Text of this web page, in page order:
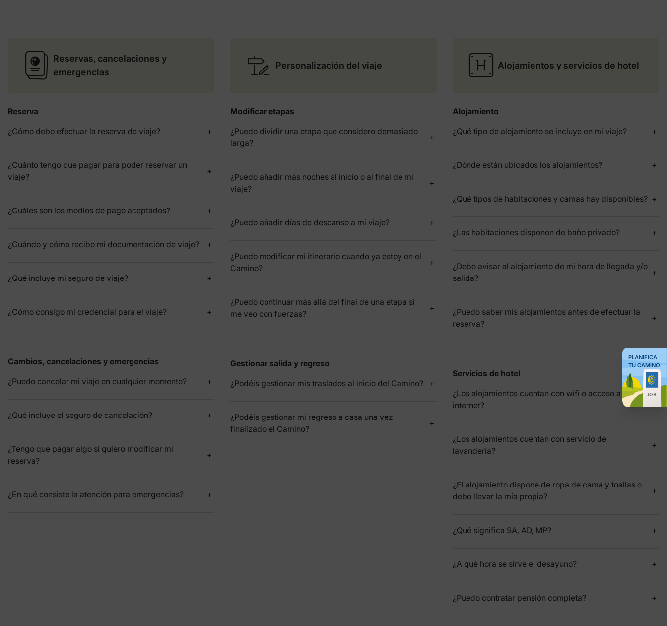
PLANIFICA
TU CAMINO
Reservas, cancelaciones y
emergencias
Reserva
¿Cómo debo efectuar la reserva de viaje?
¿Cuánto tengo que pagar para poder reservar un
viaje?
¿Cuáles son los medios de pago aceptados?
¿Cuándo y cómo recibo mi documentación de viaje?
¿Qué incluye mi seguro de viaje?
¿Cómo consigo mi credencial para el viaje?
Cambios, cancelaciones y emergencias
¿Puedo cancelar mi viaje en cualquier momento?
¿Qué incluye el seguro de cancelación?
¿Tengo que pagar algo si quiero modificar mi
reserva?
¿En qué consiste la atención para emergencias?
Personalización del viaje
Modificar etapas
¿Puedo dividir una etapa que considero demasiado
larga?
¿Puedo añadir más noches al inicio o al final de mi
viaje?
¿Puedo añadir días de descanso a mi viaje?
¿Puedo modificar mi itinerario cuando ya estoy en el
Camino?
¿Puedo continuar más allá del final de una etapa si
me veo con fuerzas?
Gestionar salida y regreso
¿Podéis gestionar mis traslados al inicio del Camino?
¿Podéis gestionar mi regreso a casa una vez
finalizado el Camino?
Alojamientos y servicios de hotel
Alojamiento
¿Qué tipo de alojamiento se incluye en mi viaje?
¿Dónde están ubicados los alojamientos?
¿Qué tipos de habitaciones y camas hay disponibles?
¿Las habitaciones disponen de baño privado?
¿Debo avisar al alojamiento de mi hora de llegada y/o
salida?
¿Puedo saber mis alojamientos antes de efectuar la
reserva?
Servicios de hotel
¿Los alojamientos cuentan con wifi o acceso a
internet?
¿Los alojamientos cuentan con servicio de
lavandería?
¿El alojamiento dispone de ropa de cama y toallas o
debo llevar la mía propia?
¿Qué significa SA, AD, MP?
¿A qué hora se sirve el desayuno?
¿Puedo contratar pensión completa?